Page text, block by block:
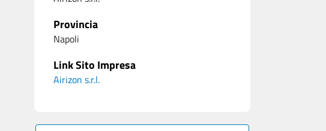
Provincia
Napoli
Link Sito Impresa
Airizon s.r.l.